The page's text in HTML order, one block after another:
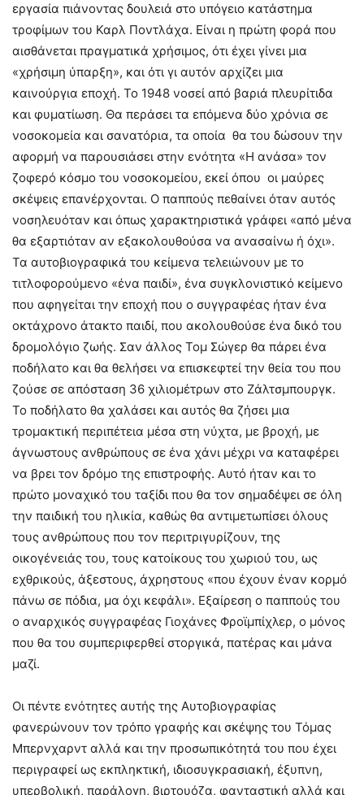
εργασία πιάνοντας δουλειά στο υπόγειο κατάστημα
τροφίμων του Καρλ Ποντλάχα. Είναι η πρώτη φορά που
αισθάνεται πραγματικά χρήσιμος, ότι έχει γίνει μια
«χρήσιμη ύπαρξη», και ότι γι αυτόν αρχίζει μια
καινούργια εποχή. Το 1948 νοσεί από βαριά πλευρίτιδα
και φυματίωση. Θα περάσει τα επόμενα δύο χρόνια σε
νοσοκομεία και σανατόρια, τα οποία θα του δώσουν την
αφορμή να παρουσιάσει στην ενότητα «Η ανάσα» τον
ζοφερό κόσμο του νοσοκομείου, εκεί όπου οι μαύρες
σκέψεις επανέρχονται. Ο παππούς πεθαίνει όταν αυτός
νοσηλευόταν και όπως χαρακτηριστικά γράφει «από μένα
θα εξαρτιόταν αν εξακολουθούσα να ανασαίνω ή όχι».
Τα αυτοβιογραφικά του κείμενα τελειώνουν με το
τιτλοφορούμενο «ένα παιδί», ένα συγκλονιστικό κείμενο
που αφηγείται την εποχή που ο συγγραφέας ήταν ένα
οκτάχρονο άτακτο παιδί, που ακολουθούσε ένα δικό του
δρομολόγιο ζωής. Σαν άλλος Τομ Σώγερ θα πάρει ένα
ποδήλατο και θα θελήσει να επισκεφτεί την θεία του που
ζούσε σε απόσταση 36 χιλιομέτρων στο Ζάλτσμπουργκ.
Το ποδήλατο θα χαλάσει και αυτός θα ζήσει μια
τρομακτική περιπέτεια μέσα στη νύχτα, με βροχή, με
άγνωστους ανθρώπους σε ένα χάνι μέχρι να καταφέρει
να βρει τον δρόμο της επιστροφής. Αυτό ήταν και το
πρώτο μοναχικό του ταξίδι που θα τον σημαδέψει σε όλη
την παιδική του ηλικία, καθώς θα αντιμετωπίσει όλους
τους ανθρώπους που τον περιτριγυρίζουν, της
οικογένειάς του, τους κατοίκους του χωριού του, ως
εχθρικούς, άξεστους, άχρηστους «που έχουν έναν κορμό
πάνω σε πόδια, μα όχι κεφάλι». Εξαίρεση ο παππούς του
ο αναρχικός συγγραφέας Γιοχάνες Φροϊμπίχλερ, ο μόνος
που θα του συμπεριφερθεί στοργικά, πατέρας και μάνα
μαζί.
Οι πέντε ενότητες αυτής της Αυτοβιογραφίας
φανερώνουν τον τρόπο γραφής και σκέψης του Τόμας
Μπερνχαρντ αλλά και την προσωπικότητά του που έχει
περιγραφεί ως εκπληκτική, ιδιοσυγκρασιακή, έξυπνη,
υπερβολική, παράλογη, βιρτουόζα, φανταστική αλλά και